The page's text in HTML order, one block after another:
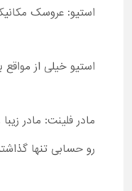
استیو: عروسک
استیو خیلی از
مادر فلینت: مادر
رو حسابی تنها